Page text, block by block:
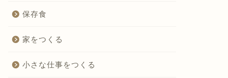
保存食
家をつくる
小さな仕事をつくる